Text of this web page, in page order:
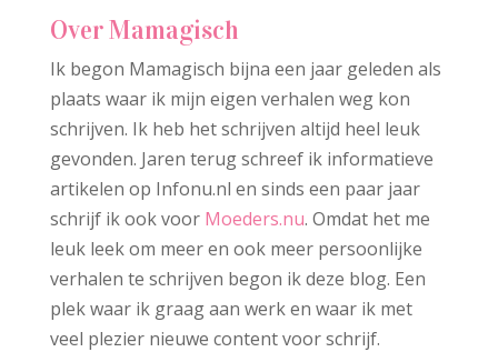
Over Mamagisch
Ik begon Mamagisch bijna een jaar geleden als
plaats waar ik mijn eigen verhalen weg kon
schrijven. Ik heb het schrijven altijd heel leuk
gevonden. Jaren terug schreef ik informatieve
artikelen op Infonu.nl en sinds een paar jaar
schrijf ik ook voor Moeders.nu. Omdat het me
leuk leek om meer en ook meer persoonlijke
verhalen te schrijven begon ik deze blog. Een
plek waar ik graag aan werk en waar ik met
veel plezier nieuwe content voor schrijf.